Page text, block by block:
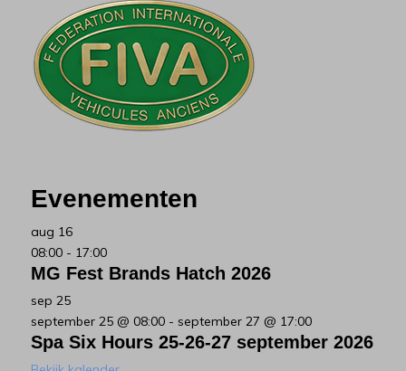
Evenementen
aug 16
08:00- 17:00
MG Fest Brands Hatch 2026
sep 25
september 25 @ 08:00- september 27 @ 17:00
Spa Six Hours 25-26-27 september 2026